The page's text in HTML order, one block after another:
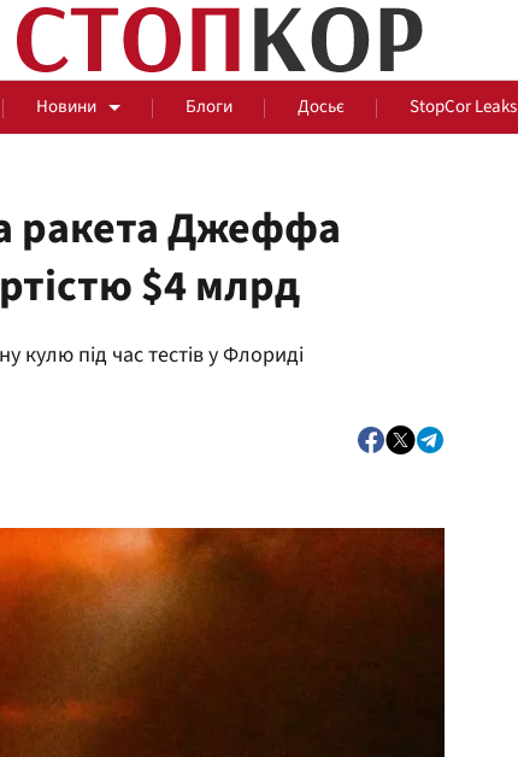
Новини Блоги Досьє StopCor Leaks
За парканом
Події
ракета Джеффа
$4 млрд
кулю під час тестів у Флориді